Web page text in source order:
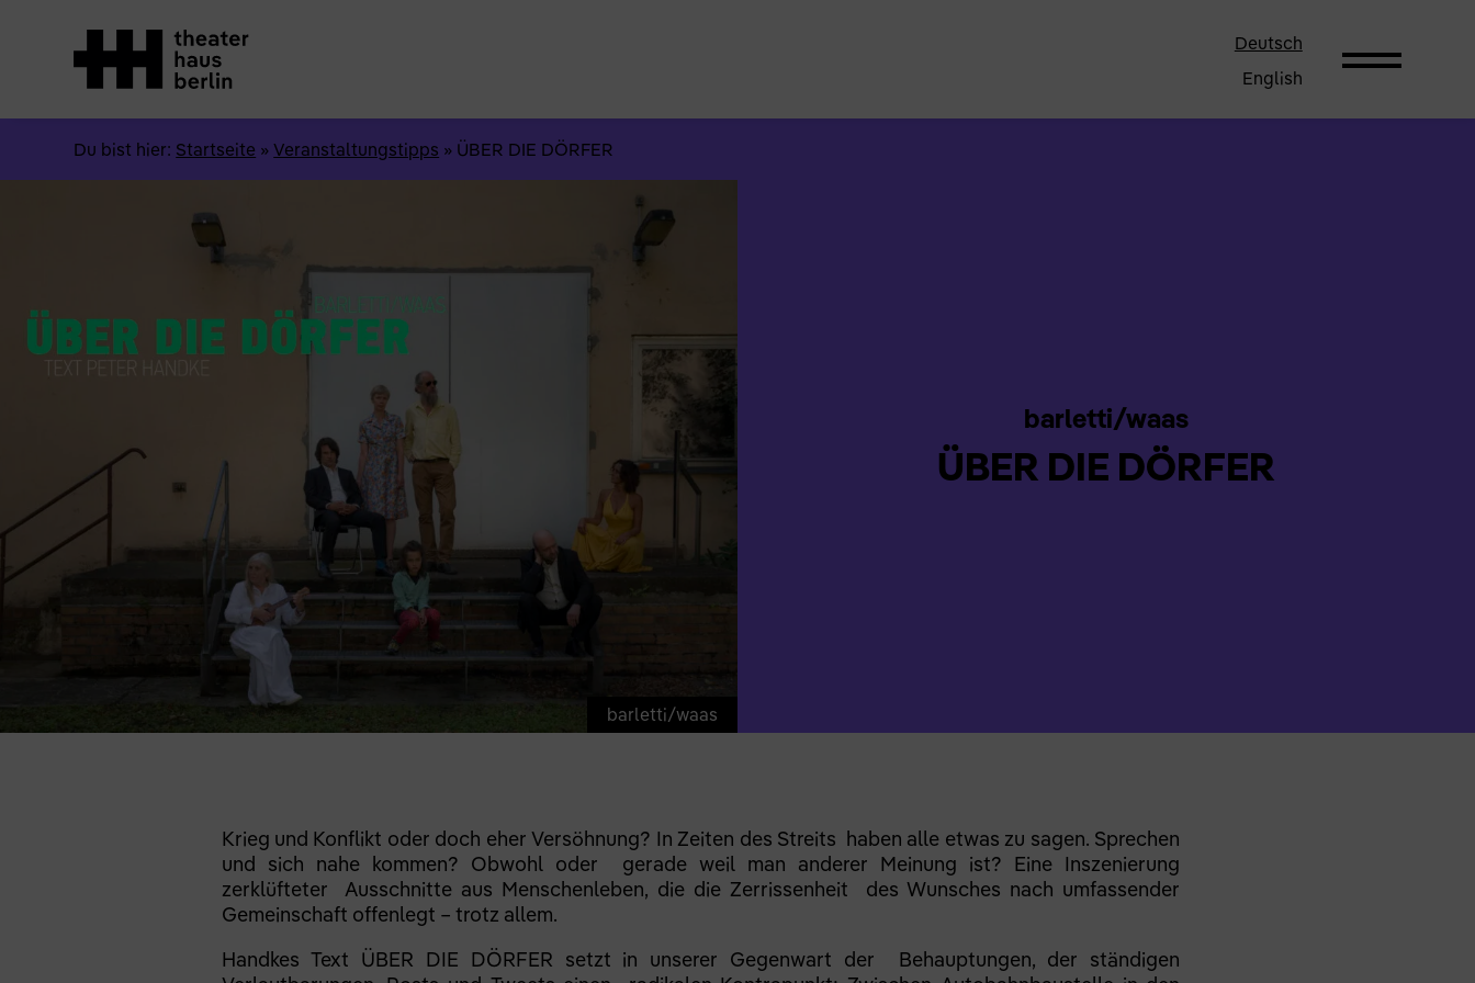
Deutsch
English
Du bist hier: Startseite »Veranstaltungstipps » ÜBER DIE DÖRFER
barletti/waas
barletti/waas
ÜBER DIE DÖRFER
Krieg und Konflikt oder doch eher Versöhnung? In Zeiten des Streits haben alle etwas zu sagen. Sprechen
und sich nahe kommen? Obwohl oder gerade weil man anderer Meinung ist? Eine Inszenierung
zerklüfteter Ausschnitte aus Menschenleben, die die Zerrissenheit des Wunsches nach umfassender
Gemeinschaft offenlegt – trotz allem.
Handkes Text ÜBER DIE DÖRFER setzt in unserer Gegenwart der Behauptungen, der ständigen